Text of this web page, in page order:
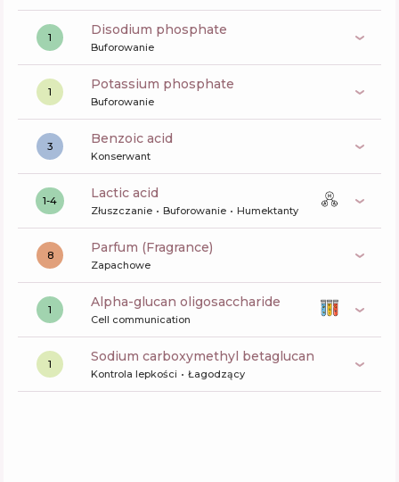
1 disodium phosphate
Buforowanie
1 potassium phosphate
Buforowanie
3 benzoic acid
Konserwant
1-4 lactic acid
Złuszczanie Buforowanie Humektanty
8 Parfum (Fragrance)
Zapachowe
1 alpha-glucan oligosaccharide
Cell communication
1 sodium carboxymethyl betaglucan
Kontrola lepkości Łagodzący